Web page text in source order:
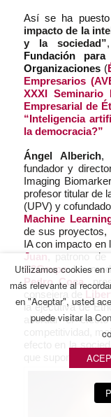
Así se ha
impacto de Ia
y la sociedad”
Fundación
Organizaciones(
Empresarios
XXXI Seminario
Empresarial de
“Inteligencia
la democracia?”
Ángel Alberich,
fundador y
Imaging
profesor titular de
(UPV) y
Machine
de sus proyectos,
IA con impacto
Juan , patrono
S2Grupoha
Pedro Coca,
la ejecutiva de
abordar el
competitividad,
efecto en la
Utilizamos cookies en
más relevante al
en "Aceptar", usted
puede visitar la